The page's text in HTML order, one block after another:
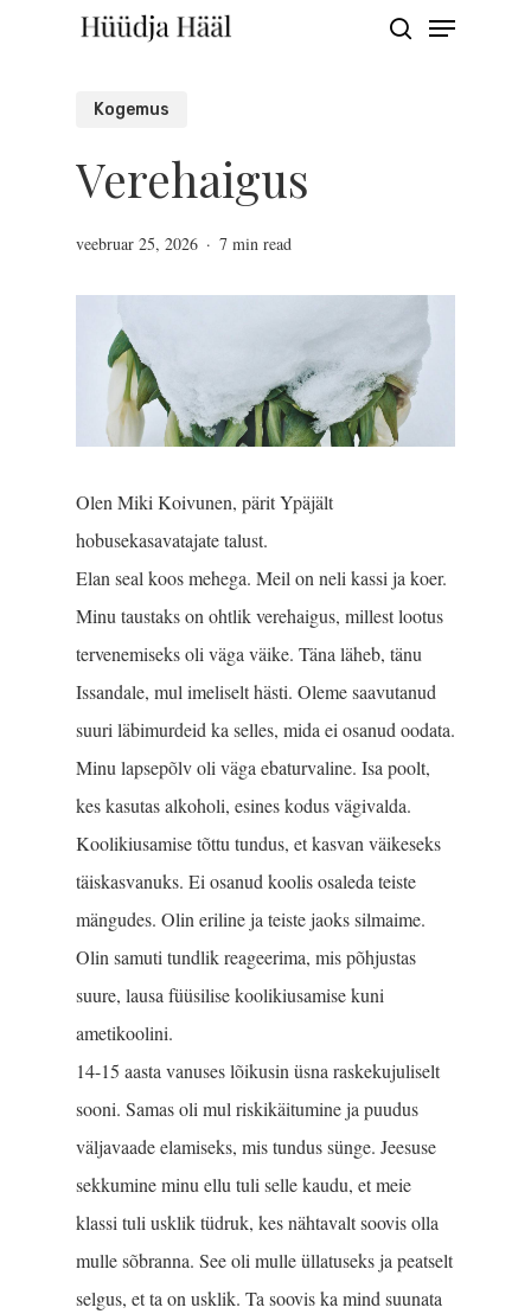
Menu
Kogemus
Verehaigus
veebruar 25, 2026 7 min read
Olen Miki Koivunen, pärit Ypäjält
hobusekasavatajate talust.
Elan seal koos mehega. Meil on neli kassi ja koer.
Minu taustaks on ohtlik verehaigus, millest lootus
tervenemiseks oli väga väike. Täna läheb, tänu
Issandale, mul imeliselt hästi. Oleme saavutanud
suuri läbimurdeid ka selles, mida ei osanud oodata.
Minu lapsepõlv oli väga ebaturvaline. Isa poolt,
kes kasutas alkoholi, esines kodus vägivalda.
Koolikiusamise tõttu tundus, et kasvan väikeseks
täiskasvanuks. Ei osanud koolis osaleda teiste
mängudes. Olin eriline ja teiste jaoks silmaime.
Olin samuti tundlik reageerima, mis põhjustas
suure, lausa füüsilise koolikiusamise kuni
ametikoolini.
14-15 aasta vanuses lõikusin üsna raskekujuliselt
sooni. Samas oli mul riskikäitumine ja puudus
väljavaade elamiseks, mis tundus sünge. Jeesuse
sekkumine minu ellu tuli selle kaudu, et meie
klassi tuli usklik tüdruk, kes nähtavalt soovis olla
mulle sõbranna. See oli mulle üllatuseks ja peatselt
selgus, et ta on usklik. Ta soovis ka mind suunata